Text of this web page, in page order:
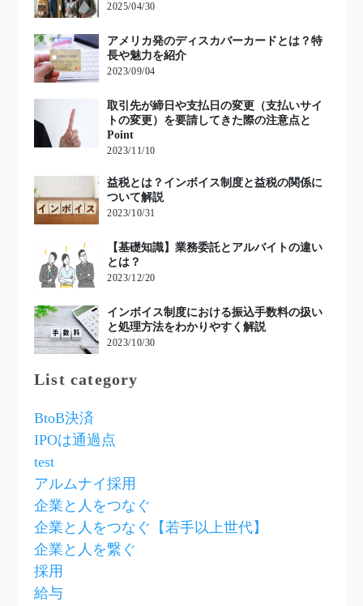
2025/04/30
アメリカ発のディスカバーカードとは？特
長や魅力を紹介
2023/09/04
取引先が締日や支払日の変更（支払いサイ
トの変更）を要請してきた際の注意点と
Point
2023/11/10
益税とは？インボイス制度と益税の関係に
ついて解説
2023/10/31
【基礎知識】業務委託とアルバイトの違い
とは？
2023/12/20
インボイス制度における振込手数料の扱い
と処理方法をわかりやすく解説
2023/10/30
List category
BtoB決済
IPOは通過点
test
アルムナイ採用
企業と人をつなぐ
企業と人をつなぐ【若手以上世代】
企業と人を繋ぐ
採用
給与